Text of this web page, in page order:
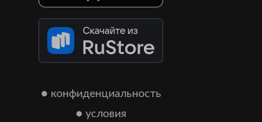
● конфиденциальность
● условия